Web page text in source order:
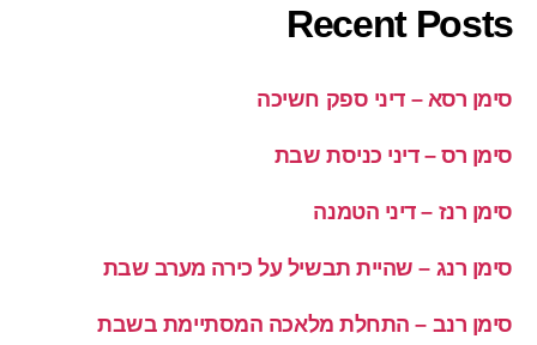
Recent Posts
סימן רסא – דיני ספק חשיכה
סימן רס – דיני כניסת שבת
סימן רנז – דיני הטמנה
סימן רנג – שהיית תבשיל על כירה מערב שבת
סימן רנב – התחלת מלאכה המסתיימת בשבת